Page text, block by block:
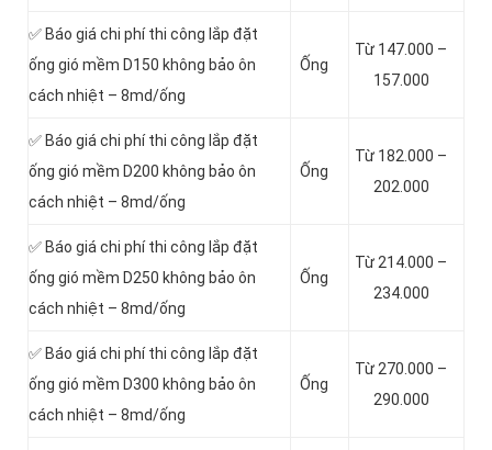
✅ Báo giá chi phí thi công lắp đặt
ống gió mềm D150 không bảo ôn
cách nhiệt – 8md/ống
Ống
Từ 147.000 –
157.000
✅ Báo giá chi phí thi công lắp đặt
ống gió mềm D200 không bảo ôn
cách nhiệt – 8md/ống
Ống
Từ 182.000 –
202.000
✅ Báo giá chi phí thi công lắp đặt
ống gió mềm D250 không bảo ôn
cách nhiệt – 8md/ống
Ống
Từ 214.000 –
234.000
✅ Báo giá chi phí thi công lắp đặt
ống gió mềm D300 không bảo ôn
cách nhiệt – 8md/ống
Ống
Từ 270.000 –
290.000